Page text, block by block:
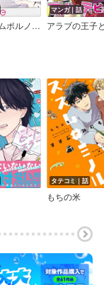
ワンルームポルノ【単行本版】
マンガ｜話
タテコミ｜話
もちの米